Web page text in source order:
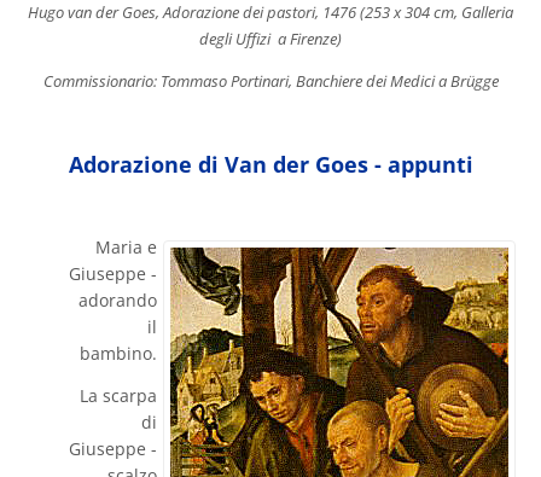
Hugo van der Goes, Adorazione dei pastori, 1476 (253 x 304 cm, Galleria
degli Uffizi a Firenze)
Commissionario: Tommaso Portinari, Banchiere dei Medici a Brügge
Adorazione di Van der Goes - appunti
Maria e
Giuseppe -
adorando
il
bambino.
La scarpa
di
Giuseppe -